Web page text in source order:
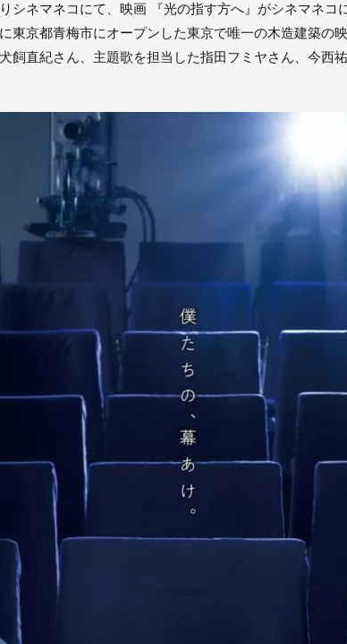
シネマネコにて、映画 『光の指す方へ』がシネマネ
東京都青梅市にオープンした東京で唯一の木造建築の
飼直紀さん、主題歌を担当した指田フミヤさん、今西